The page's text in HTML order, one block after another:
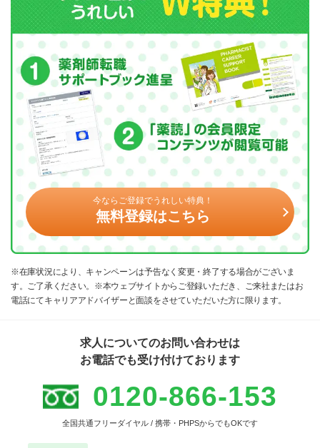
今ならご登録でうれしい特典！
無料登録はこちら
※在庫状況により、キャンペーンは予告なく変更・終了する場合がございま
す。ご了承ください。※本ウェブサイトからご登録いただき、ご来社またはお
電話にてキャリアアドバイザーと面談をさせていただいた方に限ります。
求人についてのお問い合わせは
お電話でも受け付けております
0120-866-153
全国共通フリーダイヤル / 携帯・PHPSからでもOKです